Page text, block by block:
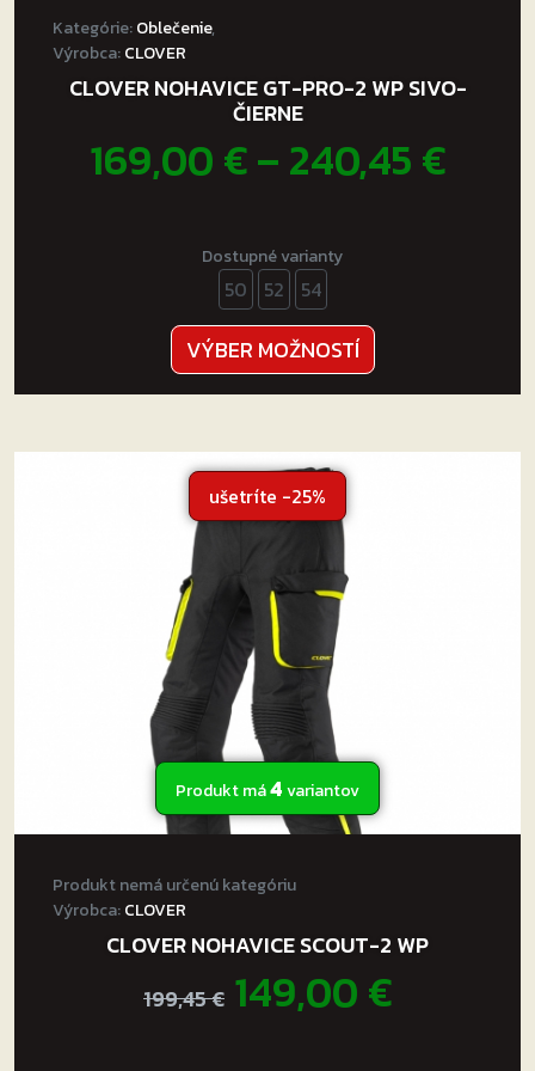
Kategórie:Oblečenie,
Výrobca:CLOVER
CLOVER NOHAVICE GT-PRO-2 WP SIVO-
ČIERNE
169,00€–240,45€
Dostupné varianty
50 52 54
VÝBER MOŽNOSTÍ
produkt
Produkt má4variantov
ušetríte -25%
Produkt nemá určenú kategóriu
Výrobca:CLOVER
CLOVER NOHAVICE SCOUT-2 WP
199,45€ Pôvodná
149,00€